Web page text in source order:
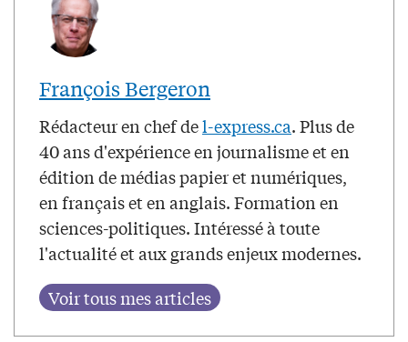
François Bergeron
Rédacteur en chef del-express.ca. Plus de
40 ans d'expérience en journalisme et en
édition de médias papier et numériques,
en français et en anglais. Formation en
sciences-politiques. Intéressé à toute
l'actualité et aux grands enjeux modernes.